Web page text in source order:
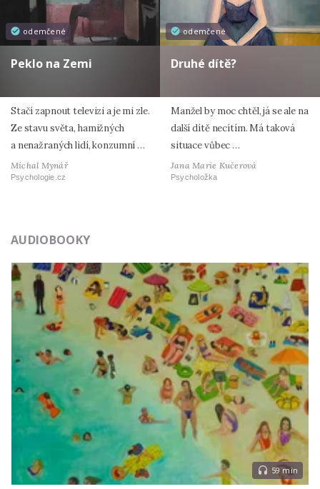
odemčené
Peklo na Zemi
Stačí zapnout televizi a je mi zle.
Ze stavu světa, hamižných
a nenažraných lidí, konzumní …
Michal Mynář
Psychologie.cz
odemčené
Druhé dítě?
Manžel by moc chtěl, já se ale na
další dítě necítím. Má taková
situace vůbec …
Jana Marie Kučerová
Psycholožka
AUDIOBOOKY
59 min